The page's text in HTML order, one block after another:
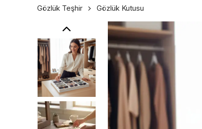
Gözlük Teşhir Gözlük Kutusu